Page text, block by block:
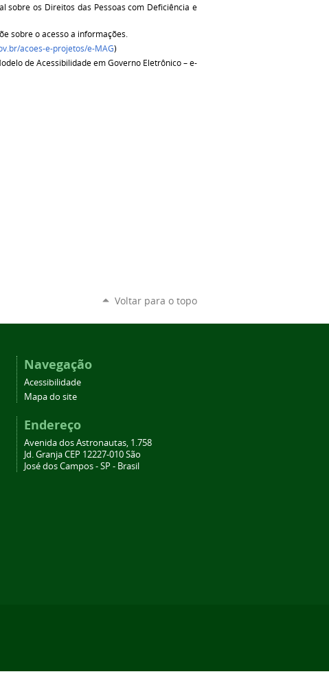
sobre os Direitos das Pessoas com Deficiência e
sobre o acesso a informações.
acoes-e-projetos/e-MAG)
de Acessibilidade em Governo Eletrônico – e-
Voltar para o topo
Navegação
Acessibilidade
Mapa do site
Endereço
Avenida dos Astronautas, 1.758
Jd. Granja CEP 12227-010 São
José dos Campos - SP - Brasil